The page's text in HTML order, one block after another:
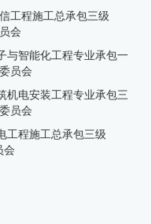
工程施工总承包三级
会
智能化工程专业承包一
员会
电安装工程专业承包三
员会
工程施工总承包三级
会